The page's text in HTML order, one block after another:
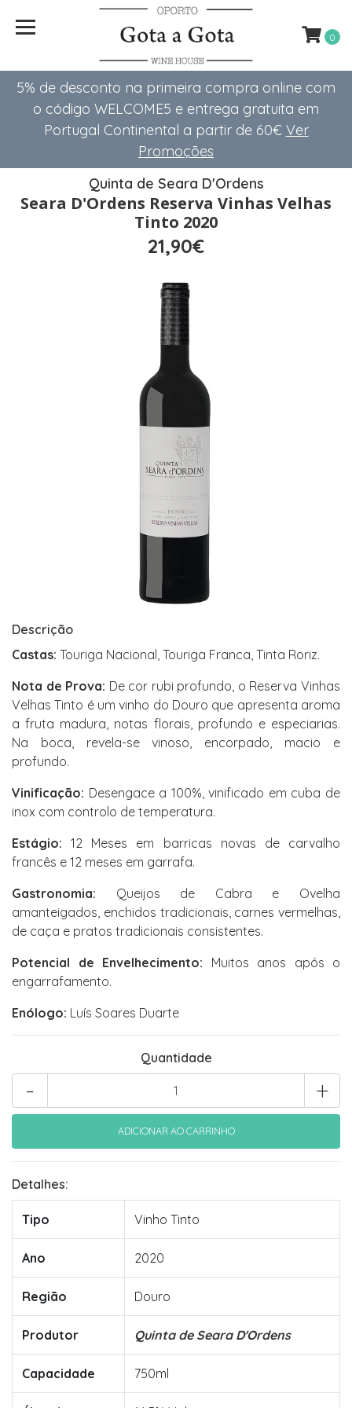
5% de desconto na primeira compra online com
o código WELCOME5 e entrega gratuita em
Portugal Continental a partir de 60€ Ver
Promoções
0
Quinta de Seara D'Ordens
Seara D'Ordens Reserva Vinhas Velhas
Tinto 2020
21,90€
Descrição
Castas: Touriga Nacional, Touriga Franca, Tinta Roriz.
Nota de Prova: De cor rubi profundo, o Reserva Vinhas
Velhas Tinto é um vinho do Douro que apresenta aroma
a fruta madura, notas florais, profundo e especiarias.
Na boca, revela-se vinoso, encorpado, macio e
profundo.
Vinificação: Desengace a 100%, vinificado em cuba de
inox com controlo de temperatura.
Estágio: 12 Meses em barricas novas de carvalho
francês e 12 meses em garrafa.
Gastronomia: Queijos de Cabra e Ovelha
amanteigados, enchidos tradicionais, carnes vermelhas,
de caça e pratos tradicionais consistentes.
Potencial de Envelhecimento: Muitos anos após o
engarrafamento.
Enólogo: Luís Soares Duarte
Quantidade
+
-
Detalhes:
Tipo Vinho Tinto
Ano 2020
Região Douro
Produtor Quinta de Seara D'Ordens
Capacidade 750ml